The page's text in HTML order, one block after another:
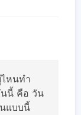
หนทำ
นนี้ คือ วัน
นแบบนี้